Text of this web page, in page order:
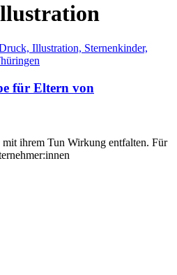
für Eltern von
ihrem Tun Wirkung entfalten. Für